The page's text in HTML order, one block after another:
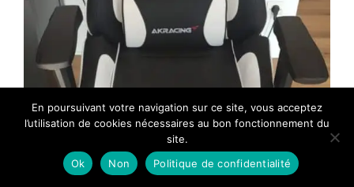
En poursuivant votre navigation sur ce site, vous acceptez
l’utilisation de cookies nécessaires au bon fonctionnement du
site.
Ok
Non Politique de confidentialité